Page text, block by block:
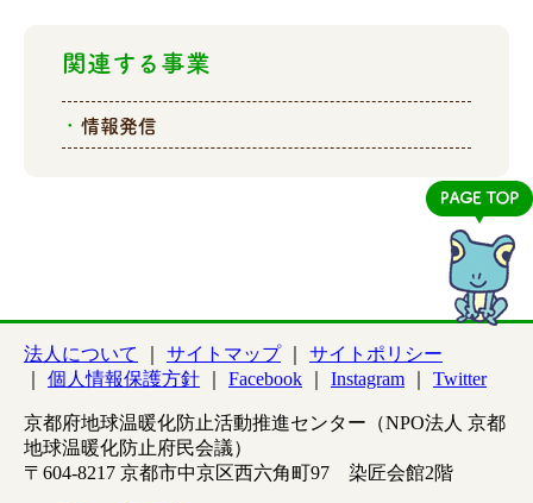
関連する事業
情報発信
法人について サイトマップ
サイトポリシー
個人情報保護方針
Facebook Instagram Twitter
京都府地球温暖化防止活動推進センター（NPO法人 京都
地球温暖化防止府民会議）
〒604-8217 京都市中京区西六角町97 染匠会館2階